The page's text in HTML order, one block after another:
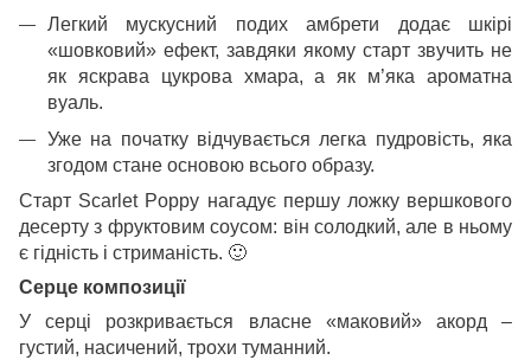
Легкий мускусний подих амбрети додає шкірі
«шовковий» ефект, завдяки якому старт звучить не
як яскрава цукрова хмара, а як м’яка ароматна
вуаль.
Уже на початку відчувається легка пудровість, яка
згодом стане основою всього образу.
Старт Scarlet Poppy нагадує першу ложку вершкового
десерту з фруктовим соусом: він солодкий, але в ньому
є гідність і стриманість. 🙂
Серце композиції
У серці розкривається власне «маковий» акорд –
густий, насичений, трохи туманний.